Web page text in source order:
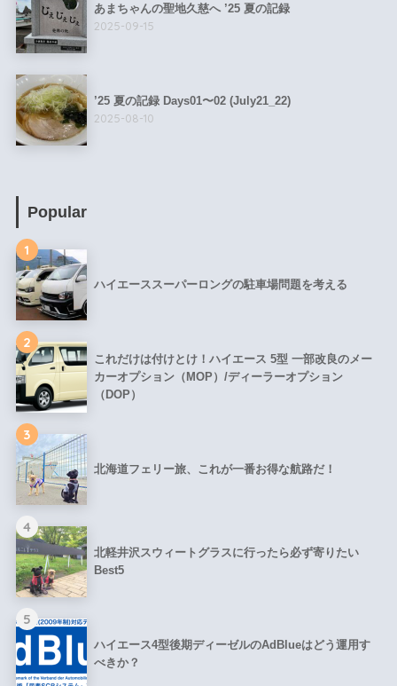
あまちゃんの聖地久慈へ ’25 夏の記録
2025-09-15
’25 夏の記録 Days01〜02 (July21_22)
2025-08-10
Popular
1
ハイエーススーパーロングの駐車場問題を考える
2
これだけは付けとけ！ハイエース 5型 一部改良のメー
カーオプション（MOP）/ディーラーオプション
（DOP）
3
北海道フェリー旅、これが一番お得な航路だ！
4
北軽井沢スウィートグラスに行ったら必ず寄りたい
Best5
5
ハイエース4型後期ディーゼルのAdBlueはどう運用す
べきか？